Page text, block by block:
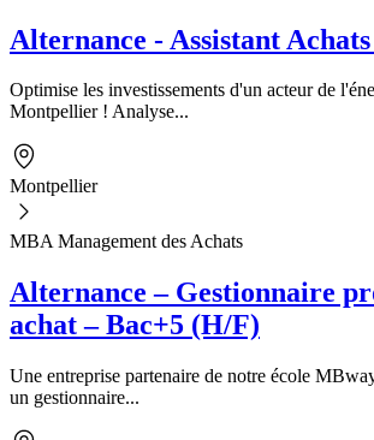
Alternance - Assistant
Optimise les investissements d'un acteur de
Montpellier ! Analyse...
Montpellier
MBA Management des Achats
Alternance – Gestionnaire
achat – Bac+5 (H/F)
Une entreprise partenaire de notre école
un gestionnaire...